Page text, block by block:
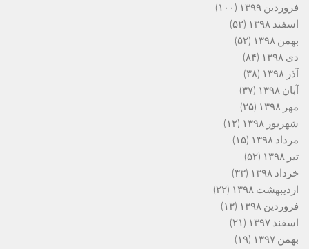
فروردین ۱۳۹۹
(۱۰۰)
اسفند ۱۳۹۸
(۵۲)
بهمن ۱۳۹۸
(۵۲)
دی ۱۳۹۸
(۸۴)
آذر ۱۳۹۸
(۳۸)
آبان ۱۳۹۸
(۳۷)
مهر ۱۳۹۸
(۲۵)
شهریور ۱۳۹۸
(۱۲)
مرداد ۱۳۹۸
(۱۵)
تیر ۱۳۹۸
(۵۲)
خرداد ۱۳۹۸
(۳۳)
اردیبهشت ۱۳۹۸
(۲۲)
فروردین ۱۳۹۸
(۱۳)
اسفند ۱۳۹۷
(۲۱)
بهمن ۱۳۹۷
(۱۹)